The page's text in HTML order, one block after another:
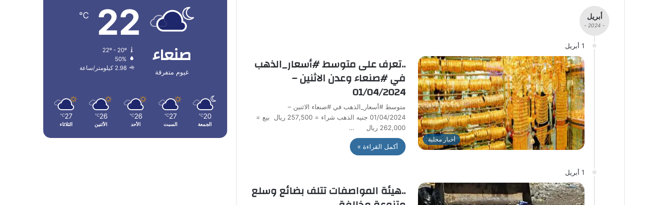
أبريل
- 2024 -
1 أبريل
أخبار محلية
..تعرف على متوسط #أسعار_الذهب
في #صنعاء وعدن الاثنين –
01/04/2024
متوسط #أسعار_الذهب في #صنعاء الاثنين –
01/04/2024 جنيه الذهب شراء = 257,500 ريال بيع =
262,000 ريال …
أكمل القراءة »
1 أبريل
..هيئة المواصفات تتلف بضائع وسلع
صنعاء
غيوم متفرقة
22
℃
22º - 20º
50%
2.98 كيلومتر/ساعة
20
℃
الجمعة
27
℃
السبت
26
℃
الأحد
26
℃
الأثنين
27
℃
الثلاثاء